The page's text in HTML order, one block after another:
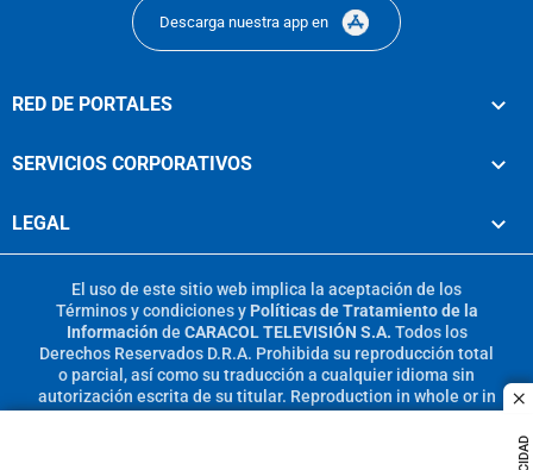
Descarga nuestra app en
RED DE PORTALES
SERVICIOS CORPORATIVOS
LEGAL
El uso de este sitio web implica la aceptación de los
Términos y condicionesy Políticas de Tratamiento de la
Información de CARACOL TELEVISIÓN S.A. Todos los
Derechos Reservados D.R.A. Prohibida su reproducción total
o parcial, así como su traducción a cualquier idioma sin
autorización escrita de su titular. Reproduction in whole or in